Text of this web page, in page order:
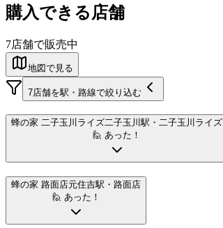
購入できる店舗
7店舗で販売中
地図で見る
7店舗を駅・路線で絞り込む
蜂の家 二子玉川ライズ二子玉川駅 ・二子玉川ライズ
🙋 あった！
蜂の家 路面店元住吉駅 ・路面店
🙋 あった！